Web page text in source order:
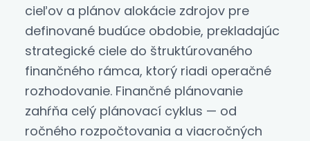
cieľov a plánov alokácie zdrojov pre
definované budúce obdobie, prekladajúc
strategické ciele do štruktúrovaného
finančného rámca, ktorý riadi operačné
rozhodovanie. Finančné plánovanie
zahŕňa celý plánovací cyklus — od
ročného rozpočtovania a viacročných